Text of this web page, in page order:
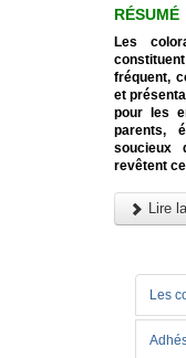
RÉSUMÉ
Les
fréquent,
et
pour les
parents,
soucieux
revêtent
Lire
Les